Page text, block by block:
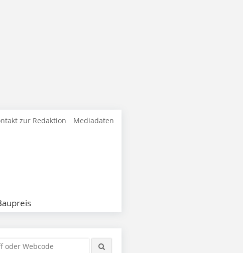
zur Redaktion Mediadaten